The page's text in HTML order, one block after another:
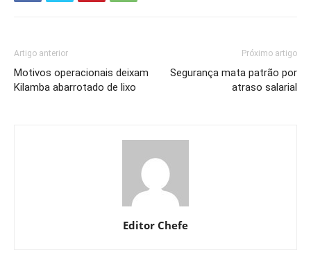
Artigo anterior
Motivos operacionais deixam
Kilamba abarrotado de lixo
Próximo artigo
Segurança mata patrão por
atraso salarial
Editor Chefe